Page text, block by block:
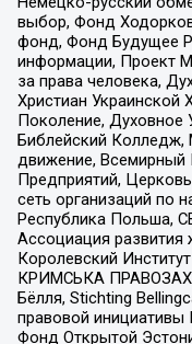
выбор, Фонд
фонд, Фонд Будущее
информации, Проект
за права человека,
Христиан Украинской
Поколение,
Библейский Колледж,
движение, Всемирный
Предприятий,
сеть организаций по
Республика
Ассоциация развития
Королевский
КРИМСЬКА
Бёлля, Stichting
правовой инициативы
Фонд Открытой